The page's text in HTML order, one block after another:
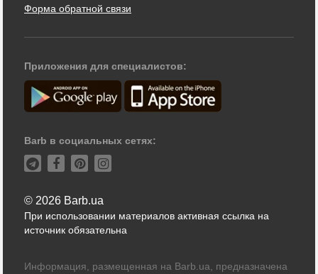
Форма обратной связи
Приложения для специалистов:
Barb в социальных сетях:
© 2026 Barb.ua
При использовании материалов активная ссылка на
источник обязательна
Информация, размещенная на Barb.ua, предназначена